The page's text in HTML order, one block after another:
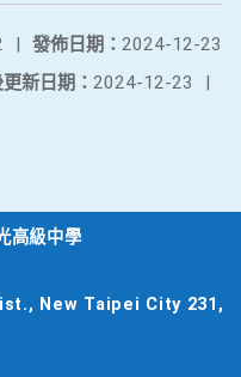
發佈日期： 2024-12-23
|
新日期： 2024-12-23 |
高級中學
New Taipei City 231,